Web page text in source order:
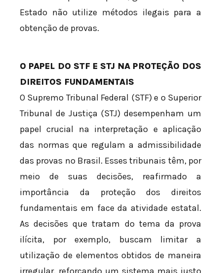
Estado não utilize métodos ilegais para a
obtenção de provas.
O PAPEL DO STF E STJ NA PROTEÇÃO DOS
DIREITOS FUNDAMENTAIS
O Supremo Tribunal Federal (STF) e o Superior
Tribunal de Justiça (STJ) desempenham um
papel crucial na interpretação e aplicação
das normas que regulam a admissibilidade
das provas no Brasil. Esses tribunais têm, por
meio de suas decisões, reafirmado a
importância da proteção dos direitos
fundamentais em face da atividade estatal.
As decisões que tratam do tema da prova
ilícita, por exemplo, buscam limitar a
utilização de elementos obtidos de maneira
irregular, reforçando um sistema mais justo